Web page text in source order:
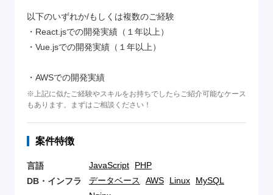
以下のいずれか/もしくは複数のご経験
・React.jsでの開発実績（１年以上）
・Vue.jsでの開発実績（１年以上）
・AWSでの開発実績
※上記に似たご経験やスキルをお持ちでしたらご紹介可能なケース
もあります。まずはご相談ください！
案件特徴
言語 JavaScript
PHP
DB・インフラ
データベース AWS Linux
MySQL